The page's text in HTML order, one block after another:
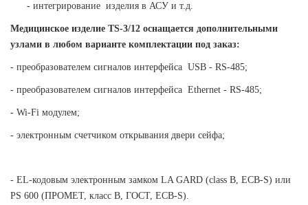
- интегрирование изделия в АСУ и т.д.
Медицинское изделие TS-3/12 оснащается дополнительными
узлами в любом варианте комплектации под заказ:
- преобразователем сигналов интерфейса USB - RS-485;
- преобразователем сигналов интерфейса Ethernet - RS-485;
- Wi-Fi модулем;
- электронным счетчиком открывания двери сейфа;
- EL-кодовым электронным замком LA GARD (class B, ECB-S) или
PS 600 (ПРОМЕТ, класс В, ГОСТ, ECB-S).